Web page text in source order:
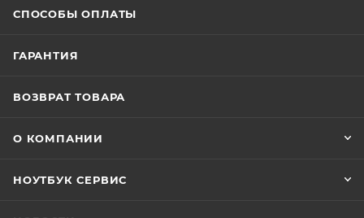
СПОСОБЫ ОПЛАТЫ
ГАРАНТИЯ
ВОЗВРАТ ТОВАРА
О КОМПАНИИ
НОУТБУК СЕРВИС